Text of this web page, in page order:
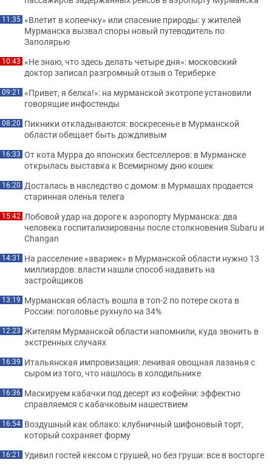
11:35 «Влетит в копеечку» или спасение природы: у жителей
Мурманска вызвал споры новый путеводитель по
Заполярью
10:43 «Не знаю, что здесь делать четыре дня»: московский
доктор записал разгромный отзыв о Териберке
09:21 «Привет, я белка!»: на мурманской экотропе установили
говорящие инфостенды
08:20 Пикники откладываются: воскресенье в Мурманской
области обещает быть дождливым
16:33 От кота Мурра до японских бестселлеров: в Мурманске
открылась выставка к Всемирному дню кошек
16:20 Досталась в наследство с домом: в Мурмашах продается
старинная оленья телега
15:42 Лобовой удар на дороге к аэропорту Мурманска: два
человека госпитализированы после столкновения Subaru и
Changan
14:31 На расселение «авариек» в Мурманской области нужно 13
миллиардов: власти нашли способ надавить на
застройщиков
13:19 Мурманская область вошла в топ-2 по потере скота в
России: поголовье рухнуло на 34%
12:23 Жителям Мурманской области напомнили, куда звонить в
экстренных случаях
16:39 Итальянская импровизация: ленивая овощная лазанья с
сыром из того, что нашлось в холодильнике
16:36 Маскируем кабачки под десерт из кофейни: эффектно
справляемся с кабачковым нашествием
16:54 Воздушный как облако: клубничный шифоновый торт,
который сохраняет форму
16:21 Удивил гостей кексом с грушей, но без груши: все в восторге